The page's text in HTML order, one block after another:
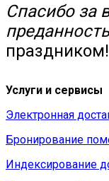
Спасибо за
праздником!
Услуги и сервисы
Электронная
Бронирование
Индексирование